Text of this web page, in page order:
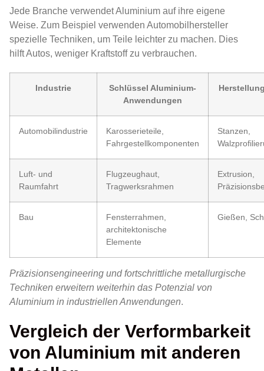
Jede Branche verwendet Aluminium auf ihre eigene
Weise. Zum Beispiel verwenden Automobilhersteller
spezielle Techniken, um Teile leichter zu machen. Dies
hilft Autos, weniger Kraftstoff zu verbrauchen.
Industrie
Schlüssel Aluminium-
Anwendungen
Automobilindustrie
Karosserieteile,
Fahrgestellkomponenten
Stanzen,
Luft- und
Raumfahrt
Flugzeughaut,
Tragwerksrahmen
Extrusion,
Bau
Fensterrahmen,
architektonische
Elemente
Gießen,
Präzisionsengineering und fortschrittliche metallurgische
Techniken erweitern weiterhin das Potenzial von
Aluminium in industriellen Anwendungen.
Vergleich der Verformbarkeit
von Aluminium mit anderen